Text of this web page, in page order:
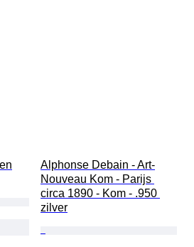
Alphonse Debain - Art-
Nouveau Kom - Parijs
circa 1890 - Kom - .950
zilver